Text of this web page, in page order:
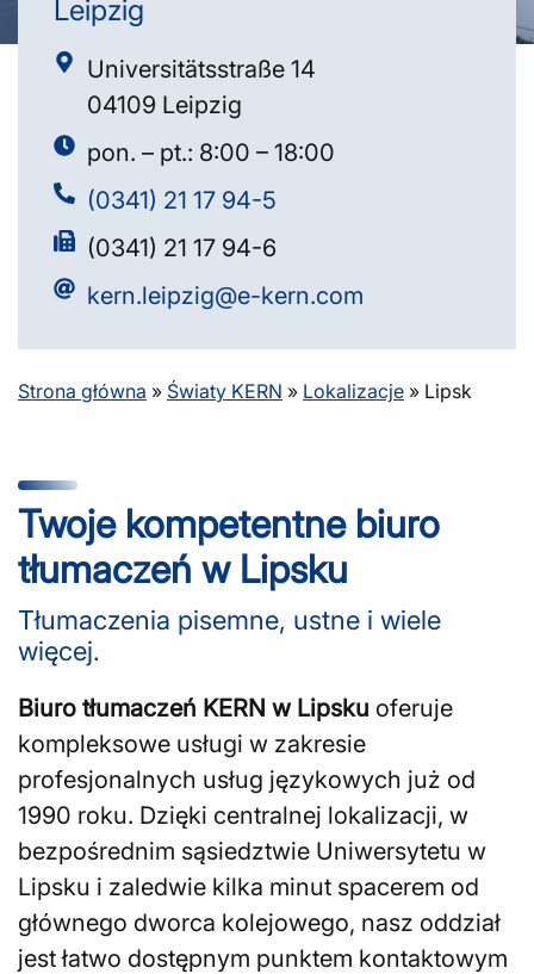
Leipzig
Universitätsstraße 14
04109 Leipzig
pon. – pt.: 8:00 – 18:00
(0341) 21 17 94-5
(0341) 21 17 94-6
kern.leipzig@e-kern.com
Strona główna » Światy KERN » Lokalizacje » Lipsk
Twoje kompetentne biuro
tłumaczeń w Lipsku
Tłumaczenia pisemne, ustne i wiele
więcej.
Biuro tłumaczeń KERN w Lipsku oferuje
kompleksowe usługi w zakresie
profesjonalnych usług językowych już od
1990 roku. Dzięki centralnej lokalizacji, w
bezpośrednim sąsiedztwie Uniwersytetu w
Lipsku i zaledwie kilka minut spacerem od
głównego dworca kolejowego, nasz oddział
jest łatwo dostępnym punktem kontaktowym